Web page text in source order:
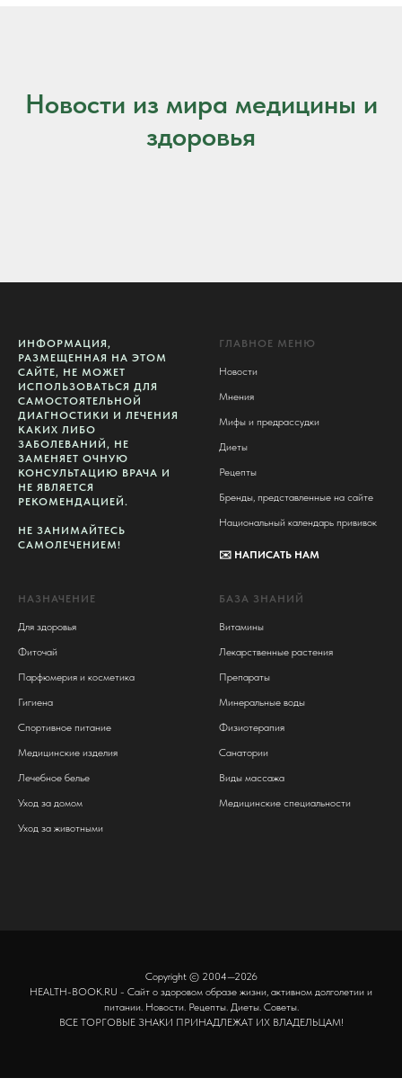
Новости из мира медицины и
здоровья
ИНФОРМАЦИЯ,
РАЗМЕЩЕННАЯ НА ЭТОМ
САЙТЕ, НЕ МОЖЕТ
ИСПОЛЬЗОВАТЬСЯ ДЛЯ
САМОСТОЯТЕЛЬНОЙ
ДИАГНОСТИКИ И ЛЕЧЕНИЯ
КАКИХ ЛИБО
ЗАБОЛЕВАНИЙ, НЕ
ЗАМЕНЯЕТ ОЧНУЮ
КОНСУЛЬТАЦИЮ ВРАЧА И
НЕ ЯВЛЯЕТСЯ
РЕКОМЕНДАЦИЕЙ.
НЕ ЗАНИМАЙТЕСЬ
САМОЛЕЧЕНИЕМ!
ГЛАВНОЕ МЕНЮ
Новости
Мнения
Мифы и предрассудки
Диеты
Рецепты
Бренды, представленные на сайте
Национальный календарь прививок
✉️ НАПИСАТЬ НАМ
НАЗНАЧЕНИЕ
Для здоровья
Фиточай
Парфюмерия и косметика
Гигиена
Спортивное питание
Медицинские изделия
Лечебное белье
Уход за домом
Уход за животными
БАЗА ЗНАНИЙ
Витамины
Лекарственные растения
Препараты
Минеральные воды
Физиотерапия
Санатории
Виды массажа
Медицинские специальности
Copyright © 2004—2026
HEALTH-BOOK.RU - Сайт о здоровом образе жизни, активном долголетии и
питании. Новости. Рецепты. Диеты. Советы.
ВСЕ ТОРГОВЫЕ ЗНАКИ ПРИНАДЛЕЖАТ ИХ ВЛАДЕЛЬЦАМ!